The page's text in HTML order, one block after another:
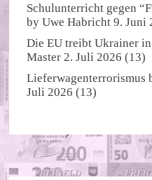
Schulunterricht gegen
byUwe Habricht 9. Juni
Die EU treibt Ukrainer
Master 2. Juli 2026 (13)
Lieferwagenterrorismus
Juli 2026 (13)